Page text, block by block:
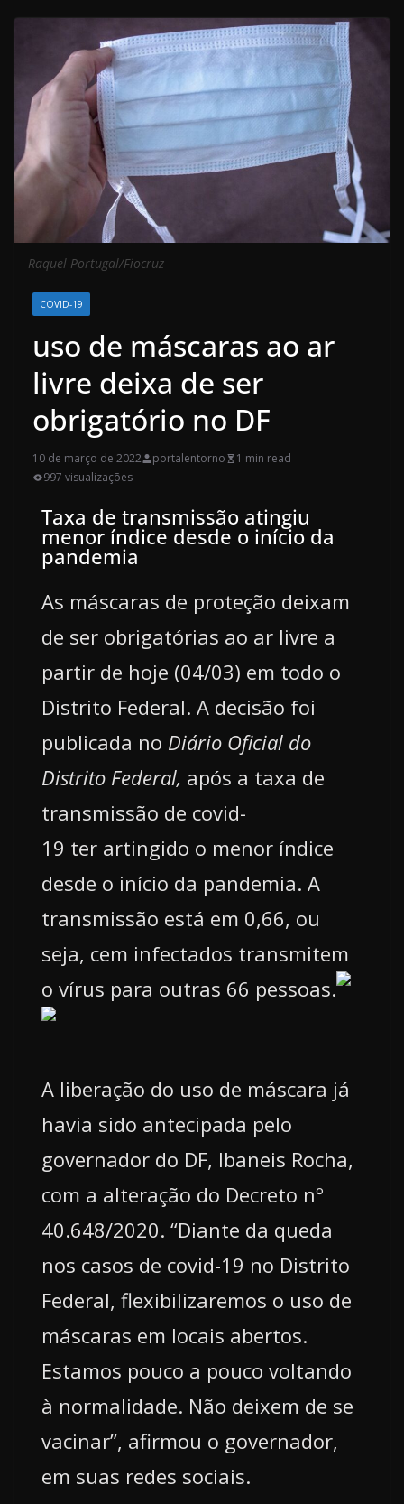
Raquel Portugal/Fiocruz
COVID-19
uso de máscaras ao ar
livre deixa de ser
obrigatório no DF
10 de março de 2022 portalentorno
1 min read
997 visualizações
Taxa de transmissão atingiu
menor índice desde o início da
pandemia
As máscaras de proteção deixam
de ser obrigatórias ao ar livre a
partir de hoje (04/03) em todo o
Distrito Federal. A decisão foi
publicada no Diário Oficial do
Distrito Federal, após a taxa de
transmissão de covid-
19 ter artingido o menor índice
desde o início da pandemia. A
transmissão está em 0,66, ou
seja, cem infectados transmitem
o vírus para outras 66 pessoas.
A liberação do uso de máscara já
havia sido antecipada pelo
governador do DF, Ibaneis Rocha,
com a alteração do Decreto nº
40.648/2020. “Diante da queda
nos casos de covid-19 no Distrito
Federal, flexibilizaremos o uso de
máscaras em locais abertos.
Estamos pouco a pouco voltando
à normalidade. Não deixem de se
vacinar”, afirmou o governador,
em suas redes sociais.